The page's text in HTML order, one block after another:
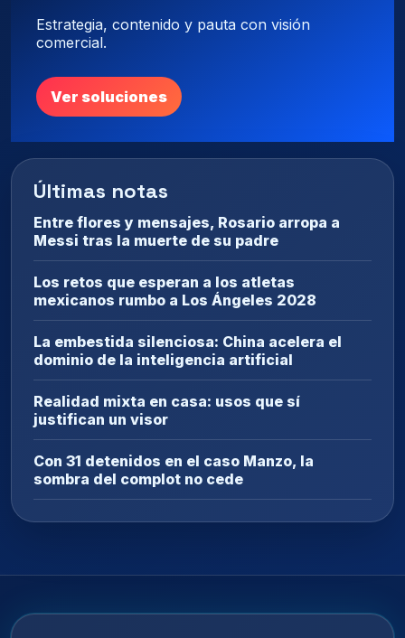
Estrategia, contenido y pauta con visión
comercial.
Ver soluciones
Últimas notas
Entre flores y mensajes, Rosario arropa a
Messi tras la muerte de su padre
Los retos que esperan a los atletas
mexicanos rumbo a Los Ángeles 2028
La embestida silenciosa: China acelera el
dominio de la inteligencia artificial
Realidad mixta en casa: usos que sí
justifican un visor
Con 31 detenidos en el caso Manzo, la
sombra del complot no cede